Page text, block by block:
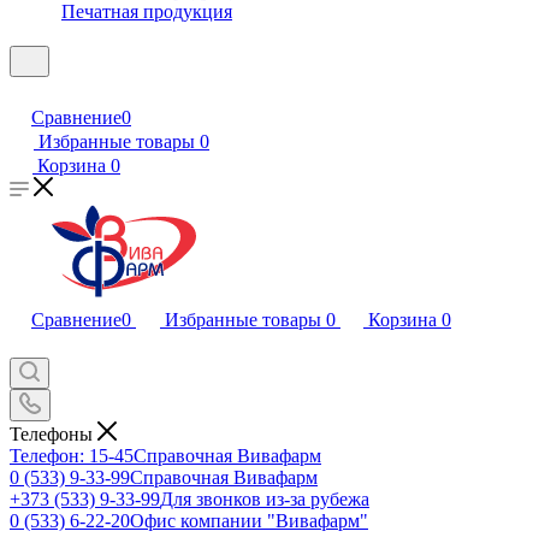
Печатная продукция
Сравнение0
Избранные товары 0
Корзина 0
Сравнение0 Избранные товары 0 Корзина 0
Телефоны
Телефон: 15-45Справочная Вивафарм
0 (533) 9-33-99Справочная Вивафарм
+373 (533) 9-33-99Для звонков из-за рубежа
0 (533) 6-22-20Офис компании "Вивафарм"